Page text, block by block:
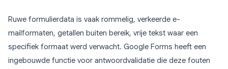
Ruwe formulierdata is vaak rommelig, verkeerde e-
mailformaten, getallen buiten bereik, vrije tekst waar een
specifiek formaat werd verwacht. Google Forms heeft een
ingebouwde functie voor antwoordvalidatie die deze fouten